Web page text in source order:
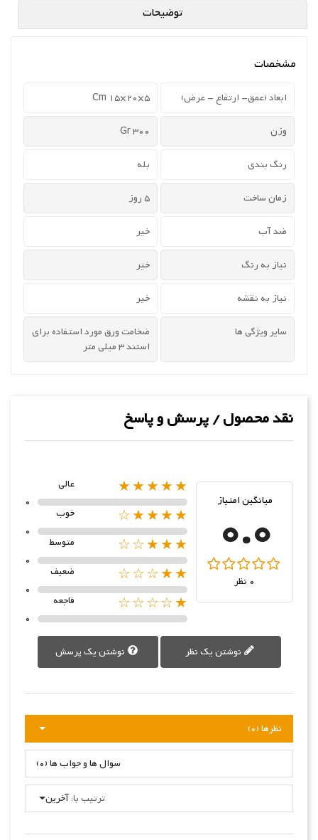
توضیحات
مشخصات
ابعاد (عمق- ارتفاع - عرض) 5×20×15 Cm
وزن 300 Gr
رنگ بندی بله
زمان ساخت 5 روز
ضد آب خیر
نیاز به رنگ خیر
نیاز به نقشه خیر
سایر ویژگی ها
ضخامت ورق مورد استفاده برای
استند 3 میلی متر
نقد محصول / پرسش و پاسخ
میانگین امتیاز
0.0
0 نظر
★★★★★
عالی
0
★★★★☆
خوب
0
★★★☆☆
متوسط
0
★★☆☆☆
ضعیف
0
★☆☆☆☆
فاجعه
0
نوشتن یک نظر نوشتن یک پرسش
نظرها (0)
سوال ها و جواب ها (0)
ترتیب با: آخرین